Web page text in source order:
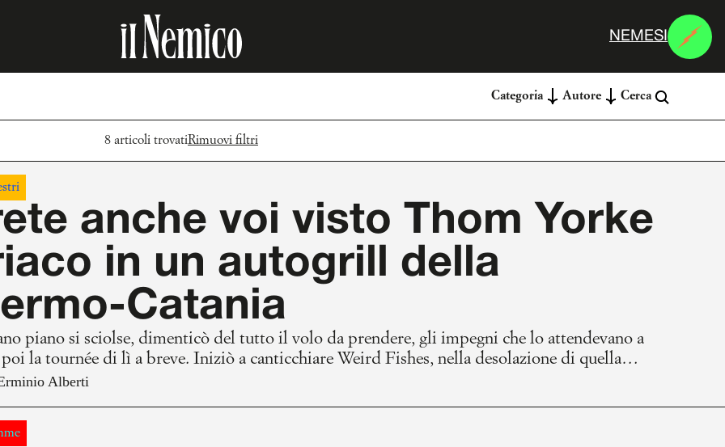
N E M ES
Categoria Autore Cerca
8 articoli trovatiRimuovi filtri
anche voi visto Thom Yorke
in un autogrill della
Catania
piano si sciolse, dimenticò del tutto il volo da prendere, gli impegni che lo attendevano a
la tournée di lì a breve. Iniziò a canticchiare Weird Fishes, nella desolazione di quella
stazione di servizio, di fronte a quegli unici due spettatori.
Alberti